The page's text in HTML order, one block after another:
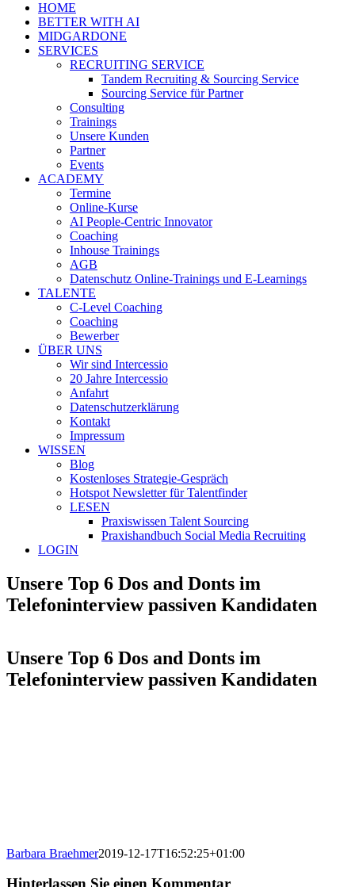
HOME
BETTER WITH AI
MIDGARDONE
SERVICES
RECRUITING SERVICE
Tandem Recruiting & Sourcing Service
Sourcing Service für Partner
Consulting
Trainings
Unsere Kunden
Partner
Events
ACADEMY
Termine
Online-Kurse
AI People-Centric Innovator
Coaching
Inhouse Trainings
AGB
Datenschutz Online-Trainings und E-Learnings
TALENTE
C-Level Coaching
Coaching
Bewerber
ÜBER UNS
Wir sind Intercessio
20 Jahre Intercessio
Anfahrt
Datenschutzerklärung
Kontakt
Impressum
WISSEN
Blog
Kostenloses Strategie-Gespräch
Hotspot Newsletter für Talentfinder
LESEN
Praxiswissen Talent Sourcing
Praxishandbuch Social Media Recruiting
LOGIN
Unsere Top 6 Dos and Donts im
Telefoninterview passiven Kandidaten
Unsere Top 6 Dos and Donts im
Telefoninterview passiven Kandidaten
Barbara Braehmer2019-12-17T16:52:25+01:00